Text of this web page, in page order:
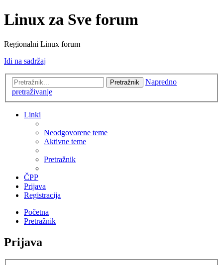
Linux za Sve forum
Regionalni Linux forum
Idi na sadržaj
Pretražnik
Napredno
pretraživanje
Linki
Neodgovorene teme
Aktivne teme
Pretražnik
ČPP
Prijava
Registracija
Početna
Pretražnik
Prijava